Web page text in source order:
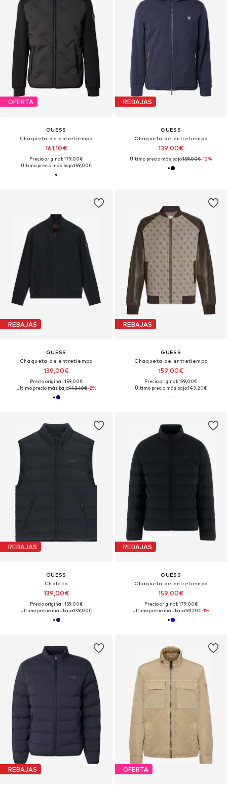
OFERTA
GUESS
Chaqueta de entretiempo
161,10€
Precio original: 179,00€
Último precio más bajo:159,00€
REBAJAS
GUESS
Chaqueta de entretiempo
139,00€
Último precio más bajo:159,00€-12%
REBAJAS
GUESS
Chaqueta de entretiempo
139,00€
Precio original: 159,00€
Último precio más bajo:143,10€-2%
REBAJAS
GUESS
Chaqueta de entretiempo
159,00€
Precio original: 199,00€
Último precio más bajo:143,20€
REBAJAS
GUESS
Chaleco
139,00€
Precio original: 159,00€
Último precio más bajo:139,00€
REBAJAS
GUESS
Chaqueta de entretiempo
159,00€
Precio original: 179,00€
Último precio más bajo:161,10€-1%
REBAJAS OFERTA